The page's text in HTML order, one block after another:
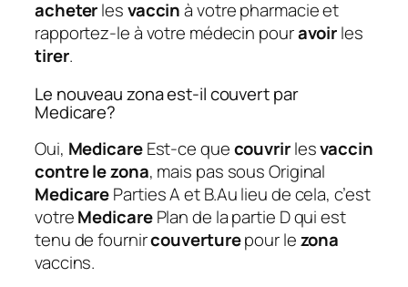
acheterlesvaccinà votre pharmacie et
rapportez-le à votre médecin pouravoirles
tirer.
Le nouveau zona est-il couvert par
Medicare?
Oui, MedicareEst-ce quecouvrirlesvaccin
contre le zona, mais pas sous Original
MedicareParties A et B.Au lieu de cela, c’est
votreMedicarePlan de la partie D qui est
tenu de fournircouverturepour lezona
vaccins.